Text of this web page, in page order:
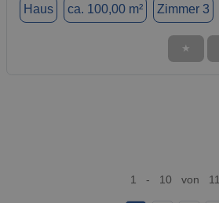
Haus ca. 100,00 m² Zimmer 3
★
1 - 10 von 11